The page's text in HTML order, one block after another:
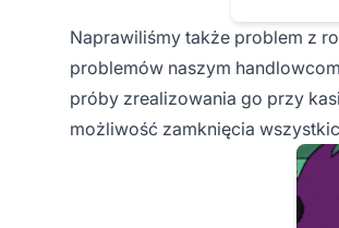
Naprawiliśmy także problem z
problemów naszym
próby zrealizowania go przy
możliwość zamknięcia